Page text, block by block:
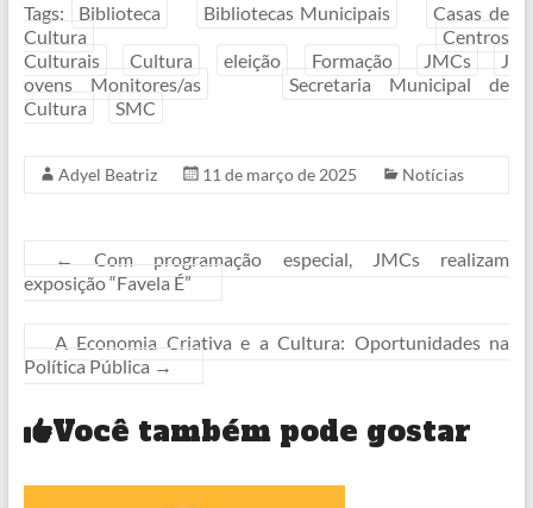
Tags: Biblioteca Bibliotecas Municipais
Casas de
Cultura
Centros
Culturais
Cultura eleição Formação JMCs
J
ovens Monitores/as
Secretaria Municipal de
Cultura
SMC
Adyel Beatriz 11 de março de 2025 Notícias
←
Com programação especial, JMCs realizam
exposição “Favela É”
A Economia Criativa e a Cultura: Oportunidades na
Política Pública →
Você também pode gostar